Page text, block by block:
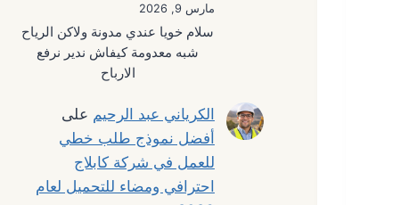
مارس 9, 2026
سلام خويا عندي مدونة ولاكن الرياح
شبه معدومة كيفاش ندير نرفع
الارباح
الكرياني عبد الرحيم على
أفضل نموذج طلب خطي
للعمل في شركة كابلاج
احترافي ومضاء للتحميل لعام